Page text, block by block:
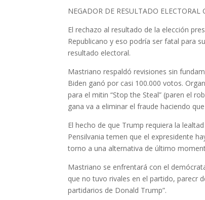
NEGADOR DE RESULTADO
El rechazo al resultado de la elección
Republicano y eso podría ser fatal para
resultado electoral.
Mastriano respaldó revisiones sin
Biden ganó por casi 100.000 votos.
para el mitin “Stop the Steal” (paren el
gana va a eliminar el fraude haciendo
El hecho de que Trump requiera la
Pensilvania temen que el expresidente
torno a una alternativa de último
Mastriano se enfrentará con el
que no tuvo rivales en el partido, parecr
partidarios de Donald Trump”.